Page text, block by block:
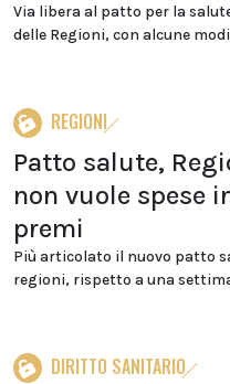
Via libera al patto per la
delle Regioni, con alcune
REGIONI
Patto salute,
non vuole spese
premi
Più articolato il nuovo patto
regioni, rispetto a una
DIRITTO SANITARIO